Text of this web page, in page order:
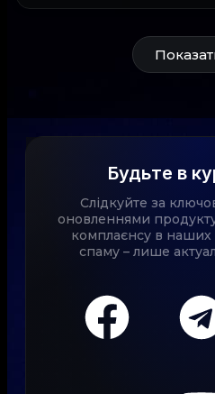
Будьте в
Слідкуйте за
оновленнями
комплаєнсу в
спаму – лише